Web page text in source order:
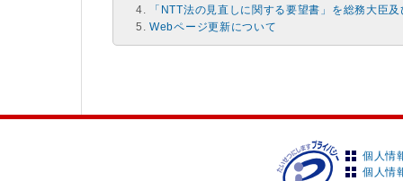
「NTT法の見直しに関する要望書」を総務大臣
Webページ更新について
個人情
個人情